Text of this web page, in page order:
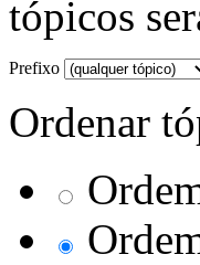
tópicos
Prefixo
Ordenar